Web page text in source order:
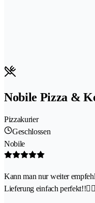
Nobile Pizza &
Pizzakurier
Geschlossen
Nobile
Kann man nur weiter
Lieferung einfach perfekt!!👌🏻